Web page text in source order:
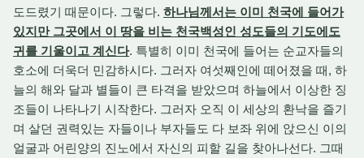
도드렸기 때문이다. 그렇다. 하나님께서는 이미 천국에 들어가
있지만 그곳에서 이 땅을 비는 천국백성인 성도들의 기도에도
귀를 기울이고 계신다. 특별히 이미 천국에 들어는 순교자들의
호소에 더욱더 민감하시다. 그러자 여섯째인에 떼어졌을 때, 하
늘의 해와 달과 별들이 큰 타격을 받았으며 하늘에서 이상한 징
조들이 나타나기 시작한다. 그러자 오직 이 세상의 환낙을 즐기
며 살던 권력있는 자들이나 부자들도 다 보좌 위에 앉으신 이의
얼굴과 어린양의 진노에서 자신의 피할 길을 찾아나선다. 그때